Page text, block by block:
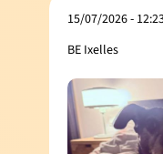
15/07/2026 -
BE Ixelles